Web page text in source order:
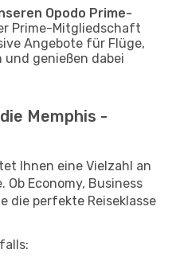
Opodo Prime-
Prime-Mitgliedschaft
Angebote für Flüge,
und genießen dabei
Memphis -
Ihnen eine Vielzahl an
Economy, Business
die perfekte Reiseklasse